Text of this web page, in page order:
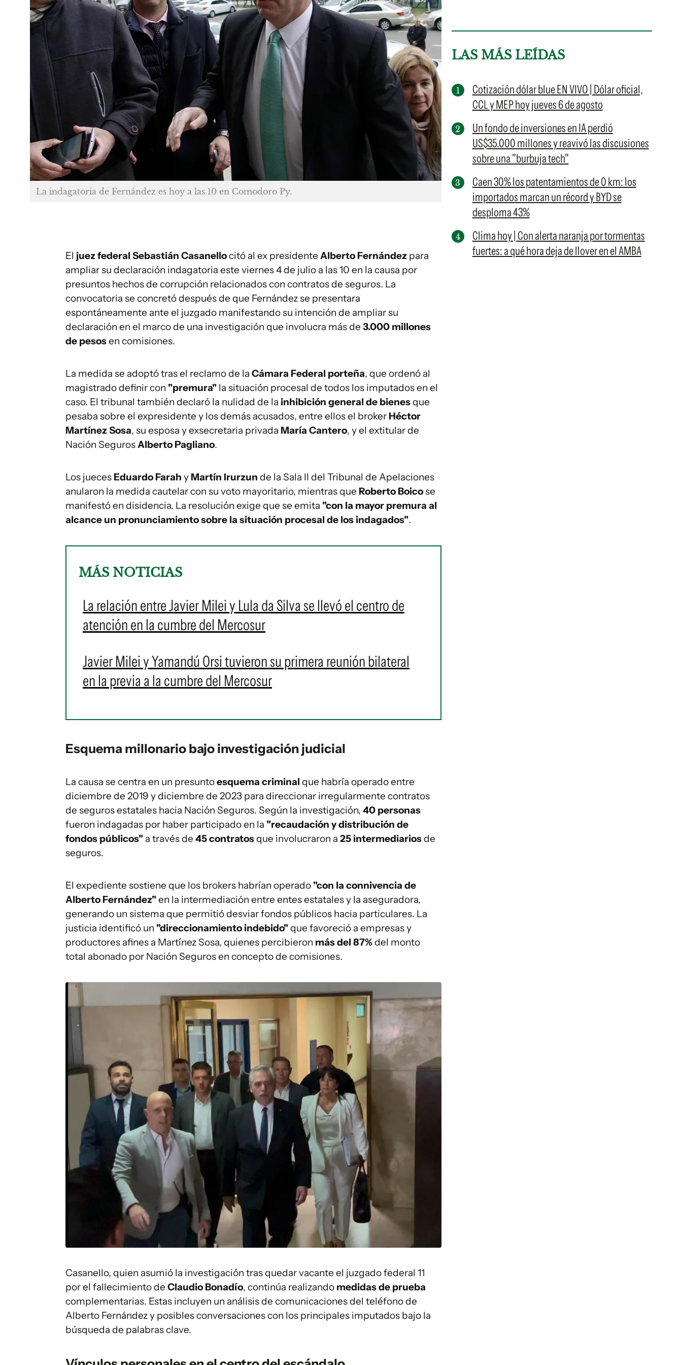
La indagatoria de Fernández es hoy a las 10 en Comodoro Py.
El juez federal Sebastián Casanellocitó al ex presidente Alberto Fernández para
ampliar su declaración indagatoria este viernes 4 de julio a las 10 en la causa por
presuntos hechos de corrupción relacionados con contratos de seguros. La
convocatoria se concretó después de que Fernández se presentara
espontáneamente ante el juzgado manifestando su intención de ampliar su
declaración en el marco de una investigación que involucra más de 3.000 millones
de pesosen comisiones.
La medida se adoptó tras el reclamo de la Cámara Federal porteña, que ordenó al
magistrado definir con "premura" la situación procesal de todos los imputados en el
caso. El tribunal también declaró la nulidad de la inhibición general de bienesque
pesaba sobre el expresidente y los demás acusados, entre ellos el broker Héctor
Martínez Sosa, su esposa y exsecretaria privada María Cantero, y el extitular de
Nación SegurosAlberto Pagliano.
Los jueces Eduardo Farah y Martín Irurzun de la Sala II del Tribunal de Apelaciones
anularon la medida cautelar con su voto mayoritario, mientras que Roberto Boicose
manifestó en disidencia. La resolución exige que se emita "con la mayor premura al
alcance un pronunciamiento sobre la situación procesal de los indagados".
MÁS NOTICIAS
La relación entre Javier Milei y Lula da Silva se llevó el centro de
atención en la cumbre del Mercosur
Javier Milei y Yamandú Orsi tuvieron su primera reunión bilateral
en la previa a la cumbre del Mercosur
Esquema millonario bajo investigación judicial
La causa se centra en un presuntoesquema criminal que habría operado entre
diciembre de 2019 y diciembre de 2023 para direccionar irregularmente contratos
de seguros estatales hacia Nación Seguros. Según la investigación, 40 personas
fueron indagadas por haber participado en la "recaudación y distribución de
fondos públicos" a través de 45 contratosque involucraron a 25 intermediariosde
seguros.
El expediente sostiene que los brokers habrían operado "con la connivencia de
Alberto Fernández"en la intermediación entre entes estatales y la aseguradora,
generando un sistema que permitió desviar fondos públicos hacia particulares. La
justicia identificó un "direccionamiento indebido"que favoreció a empresas y
productores afines a Martínez Sosa, quienes percibieron más del 87%del monto
total abonado por Nación Seguros en concepto de comisiones.
Casanello, quien asumió la investigación tras quedar vacante el juzgado federal 11
por el fallecimiento de Claudio Bonadío, continúa realizando medidas de prueba
complementarias. Estas incluyen un análisis de comunicaciones del teléfono de
Alberto Fernández y posibles conversaciones con los principales imputados bajo la
búsqueda de palabras clave.
LAS MÁS LEÍDAS
Cotización dólar blue EN VIVO | Dólar oficial,
CCL y MEP hoy jueves 6 de agosto
Un fondo de inversiones en IA perdió
US$35.000 millones y reavivó las discusiones
sobre una "burbuja tech"
Caen 30% los patentamientos de 0 km: los
importados marcan un récord y BYD se
desploma 43%
Clima hoy | Con alerta naranja por tormentas
fuertes: a qué hora deja de llover en el AMBA